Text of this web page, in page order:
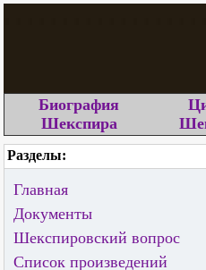
Биография
Шекспира
Разделы:
Главная
Документы
Шекспировский вопрос
Список произведений